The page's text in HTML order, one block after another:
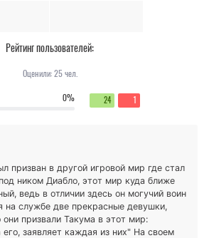
Рейтинг пользователей:
Оценили:25чел.
0% 24 1
призван в другой игровой мир где стал
ником Диабло, этот мир куда ближе
ведь в отличии здесь он могучий воин
на службе две прекрасные девушки,
призвали Такума в этот мир:
заявляет каждая из них" На своем